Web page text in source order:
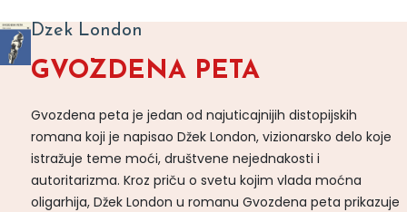
Dzek London
GVOZDENA PETA
Gvozdena peta je jedan od najuticajnijih distopijskih
romana koji je napisao Džek London, vizionarsko delo koje
istražuje teme moći, društvene nejednakosti i
autoritarizma. Kroz priču o svetu kojim vlada moćna
oligarhija, Džek London u romanu Gvozdena peta prikazuje